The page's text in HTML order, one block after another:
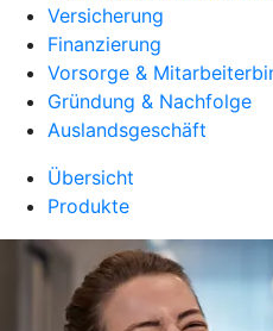
Versicherung
Finanzierung
Vorsorge &
Gründung & Nachfolge
Auslandsgeschäft
Übersicht
Produkte